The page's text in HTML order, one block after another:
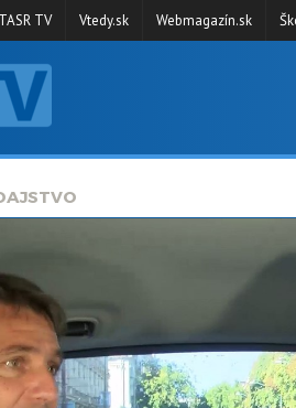
TASR TV Vtedy.sk Webmagazín.sk